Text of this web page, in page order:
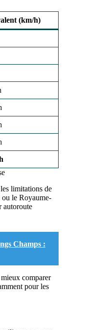
(km/h)
limitations de
ou le Royaume-
autoroute
Champs :
comparer
pour les